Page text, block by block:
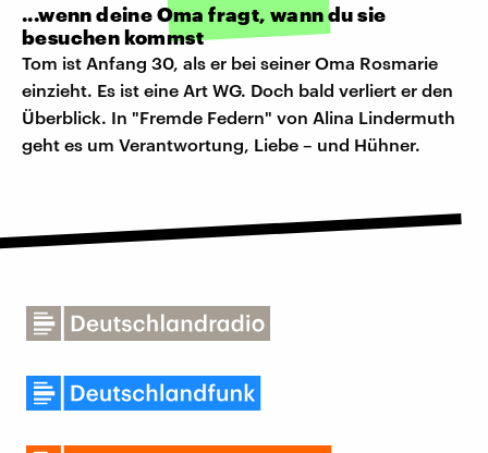
...wenn deine Oma fragt, wann du sie
besuchen kommst
Tom ist Anfang 30, als er bei seiner Oma Rosmarie
einzieht. Es ist eine Art WG. Doch bald verliert er den
Überblick. In "Fremde Federn" von Alina Lindermuth
geht es um Verantwortung, Liebe – und Hühner.